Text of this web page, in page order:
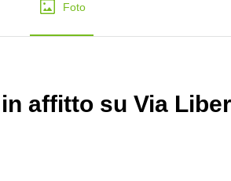
Foto
affitto su Via